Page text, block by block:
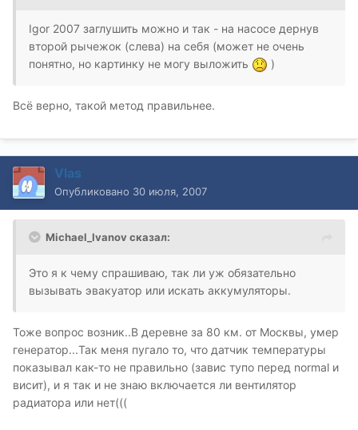
Igor 2007 заглушить можно и так - на насосе дернув
второй рычежок (слева) на себя (может не очень
понятно, но картинку не могу выложить
)
Всё верно, такой метод правильнее.
Vlas
Опубликовано 30 июля, 2007
Michael_Ivanov сказал:
Это я к чему спрашиваю, так ли уж обязательно
вызывать эвакуатор или искать аккумуляторы.
Тоже вопрос возник..В деревне за 80 км. от Москвы, умер
генератор...Так меня пугало то, что датчик температуры
показывал как-то не правильно (завис тупо перед normal и
висит), и я так и не знаю включается ли вентилятор
радиатора или нет(((